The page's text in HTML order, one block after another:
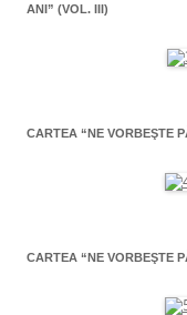
ANI” (VOL. III)
CARTEA “NE VORBEŞTE
CARTEA “NE VORBEŞTE